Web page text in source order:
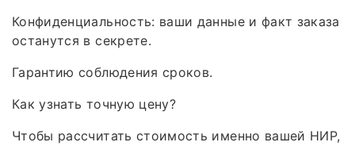
Конфиденциальность: ваши данные и факт заказа
останутся в секрете.
Гарантию соблюдения сроков.
Как узнать точную цену?
Чтобы рассчитать стоимость именно вашей НИР,